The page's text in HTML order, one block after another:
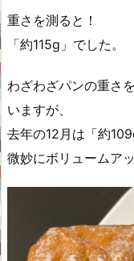
重さを測ると！
「約115g」でした。
わざわざパンの重さ
いますが、
去年の12月は「約
微妙にボリュームア